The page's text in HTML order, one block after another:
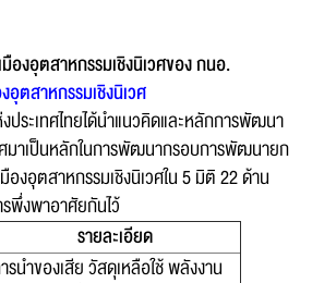
งอุตสาหกรรมเชิงนิเวศของ กนอ.
ตสาหกรรมเชิงนิเวศ
ระเทศไทยได้นำแนวคิดและหลักการพัฒนา
ศมาเป็นหลักในการพัฒนากรอบการพัฒนายก
งอุตสาหกรรมเชิงนิเวศใน 5 มิติ 22 ด้าน
พึ่งพาอาศัยกันไว้
รายละเอียด
รนำของเสีย วัสดุเหลือใช้ พลังงาน